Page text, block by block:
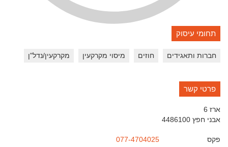
תחומי עיסוק
חברות ותאגידים חוזים מיסוי מקרקעין מקרקעין/נדל"ן
פרטי קשר
ארז 6
אבני חפץ 4486100
פקס
077-4704025